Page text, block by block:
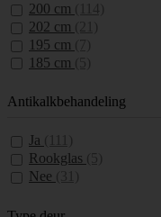
200 cm
202 cm
195 cm
185 cm
Antikalkbehandeling
Ja
Rookglas
Nee